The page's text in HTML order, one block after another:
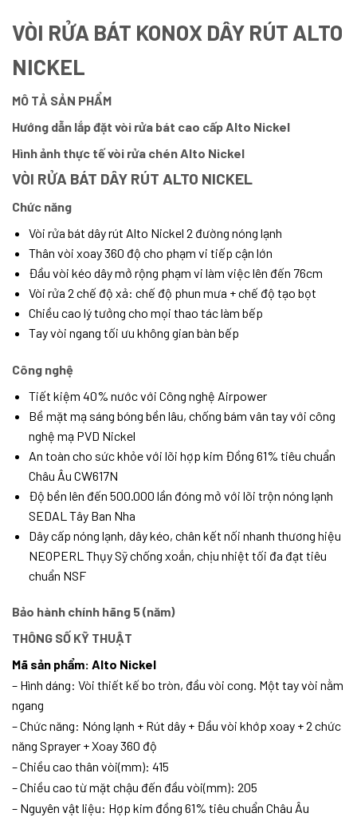
VÒI RỬA BÁT KONOX DÂY RÚT ALTO
NICKEL
MÔ TẢ SẢN PHẨM
Hướng dẫn lắp đặt vòi rửa bát cao cấp Alto Nickel
Hình ảnh thực tế vòi rửa chén Alto Nickel
VÒI RỬA BÁT DÂY RÚT ALTO NICKEL
Chức năng
Vòi rửa bát dây rút Alto Nickel 2 đường nóng lạnh
Thân vòi xoay 360 độ cho phạm vi tiếp cận lớn
Đầu vòi kéo dây mở rộng phạm vi làm việc lên đến 76cm
Vòi rửa 2 chế độ xả: chế độ phun mưa + chế độ tạo bọt
Chiều cao lý tưởng cho mọi thao tác làm bếp
Tay vòi ngang tối ưu không gian bàn bếp
Công nghệ
Tiết kiệm 40% nước với Công nghệ Airpower
Bề mặt mạ sáng bóng bền lâu, chống bám vân tay với công
nghệ mạ PVD Nickel
An toàn cho sức khỏe với lõi hợp kim Đồng 61% tiêu chuẩn
Châu Âu CW617N
Độ bền lên đến 500.000 lần đóng mở với lõi trộn nóng lạnh
SEDAL Tây Ban Nha
Dây cấp nóng lạnh, dây kéo, chân kết nối nhanh thương hiệu
NEOPERL Thụy Sỹ chống xoắn, chịu nhiệt tối đa đạt tiêu
chuẩn NSF
Bảo hành chính hãng 5 (năm)
THÔNG SỐ KỸ THUẬT
Mã sản phẩm: Alto Nickel
– Hình dáng: Vòi thiết kế bo tròn, đầu vòi cong. Một tay vòi nằm
ngang
– Chức năng: Nóng lạnh + Rút dây + Đầu vòi khớp xoay + 2 chức
năng Sprayer + Xoay 360 độ
– Chiều cao thân vòi(mm): 415
– Chiều cao từ mặt chậu đến đầu vòi(mm): 205
– Nguyên vật liệu: Hợp kim đồng 61% tiêu chuẩn Châu Âu